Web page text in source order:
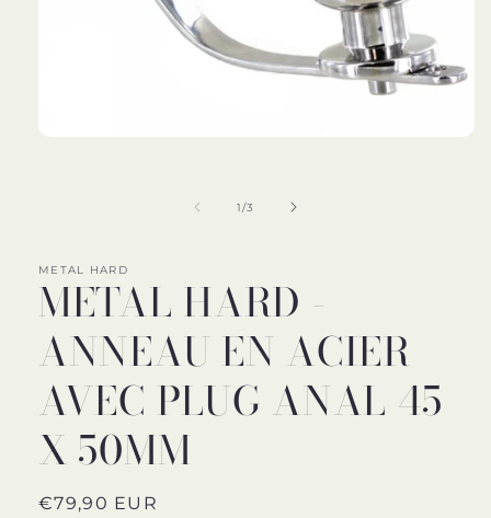
1/de
3
METAL HARD
METAL HARD -
ANNEAU EN ACIER
AVEC PLUG ANAL 45
X 50MM
Prix
€79,90 EUR